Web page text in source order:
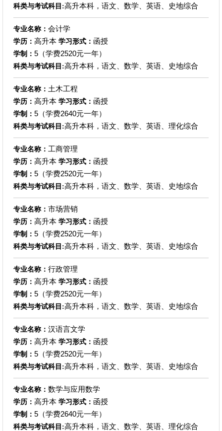
科类与考试科目:高升本科，语文、数学、英语、史地综合
专业名称： 会计学
学历： 高升本 学习形式： 函授
学制： 5（学费2520元一年）
科类与考试科目:高升本科，语文、数学、英语、史地综合
专业名称： 土木工程
学历： 高升本 学习形式： 函授
学制： 5（学费2640元一年）
科类与考试科目:高升本科，语文、数学、英语、理化综合
专业名称： 工商管理
学历： 高升本 学习形式： 函授
学制： 5（学费2520元一年）
科类与考试科目:高升本科，语文、数学、英语、史地综合
专业名称： 市场营销
学历： 高升本 学习形式： 函授
学制： 5（学费2520元一年）
科类与考试科目:高升本科，语文、数学、英语、史地综合
专业名称： 行政管理
学历： 高升本 学习形式： 函授
学制： 5（学费2520元一年）
科类与考试科目:高升本科，语文、数学、英语、史地综合
专业名称： 汉语言文学
学历： 高升本 学习形式： 函授
学制： 5（学费2520元一年）
科类与考试科目:高升本科，语文、数学、英语、史地综合
专业名称： 数学与应用数学
学历： 高升本 学习形式： 函授
学制： 5（学费2640元一年）
科类与考试科目:高升本科，语文、数学、英语、理化综合